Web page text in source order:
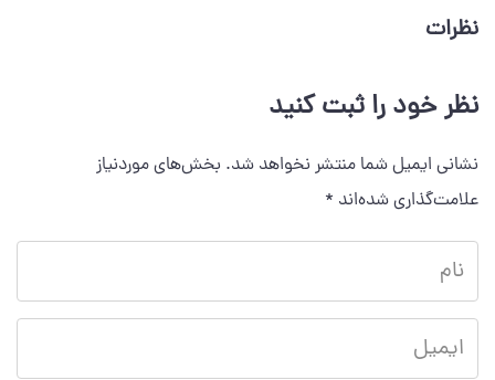
نظرات
نظر خود را ثبت کنید
نشانی ایمیل شما منتشر نخواهد شد. بخش‌های موردنیاز
علامت‌گذاری شده‌اند *